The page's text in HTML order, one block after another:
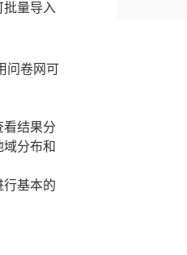
量导入
问卷网可
看结果分
分布和
行基本的